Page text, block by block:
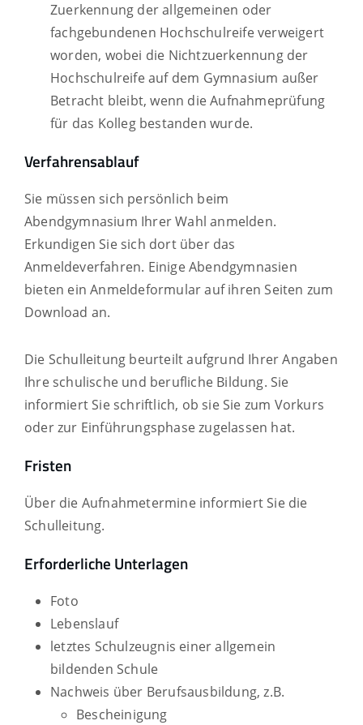
Zuerkennung der allgemeinen oder
fachgebundenen Hochschulreife verweigert
worden, wobei die Nichtzuerkennung der
Hochschulreife auf dem Gymnasium außer
Betracht bleibt, wenn die Aufnahmeprüfung
für das Kolleg bestanden wurde.
Verfahrensablauf
Sie müssen sich persönlich beim
Abendgymnasium Ihrer Wahl anmelden.
Erkundigen Sie sich dort über das
Anmeldeverfahren. Einige Abendgymnasien
bieten ein Anmeldeformular auf ihren Seiten zum
Download an.
Die Schulleitung beurteilt aufgrund Ihrer Angaben
Ihre schulische und berufliche Bildung. Sie
informiert Sie schriftlich, ob sie Sie zum Vorkurs
oder zur Einführungsphase zugelassen hat.
Fristen
Über die Aufnahmetermine informiert Sie die
Schulleitung.
Erforderliche Unterlagen
Foto
Lebenslauf
letztes Schulzeugnis einer allgemein
bildenden Schule
Nachweis über Berufsausbildung, z.B.
Bescheinigung